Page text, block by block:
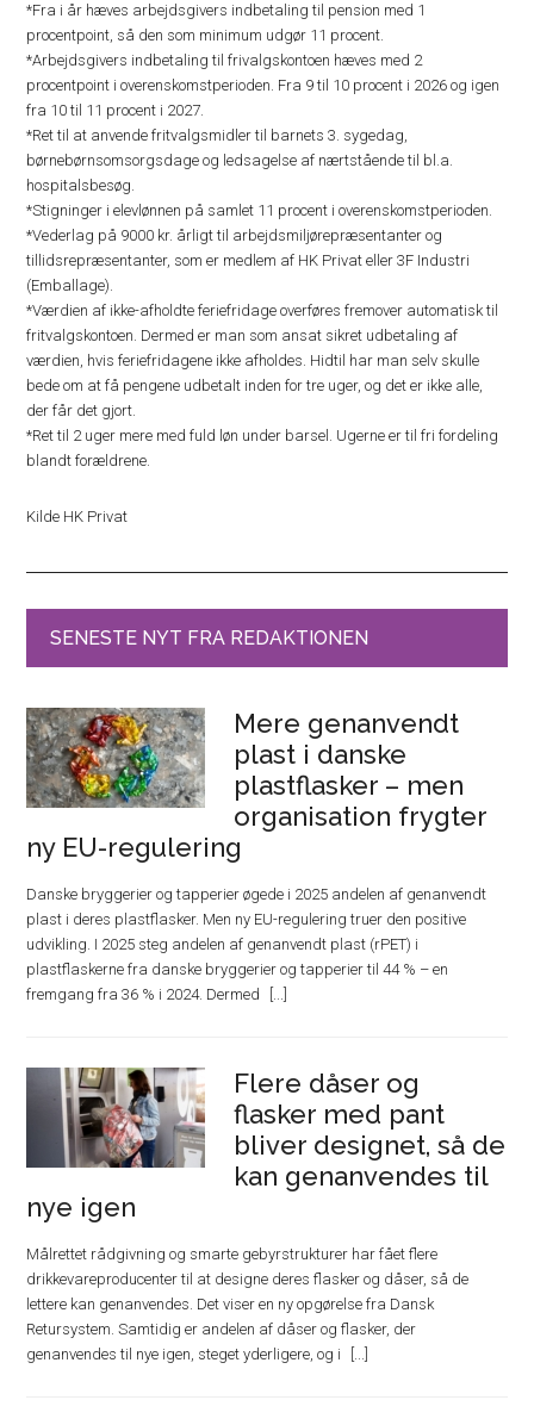
*Fra i år hæves arbejdsgivers indbetaling til pension med 1
procentpoint, så den som minimum udgør 11 procent.
*Arbejdsgivers indbetaling til frivalgskontoen hæves med 2
procentpoint i overenskomstperioden. Fra 9 til 10 procent i 2026 og igen
fra 10 til 11 procent i 2027.
*Ret til at anvende fritvalgsmidler til barnets 3. sygedag,
børnebørnsomsorgsdage og ledsagelse af nærtstående til bl.a.
hospitalsbesøg.
*Stigninger i elevlønnen på samlet 11 procent i overenskomstperioden.
*Vederlag på 9000 kr. årligt til arbejdsmiljørepræsentanter og
tillidsrepræsentanter, som er medlem af HK Privat eller 3F Industri
(Emballage).
*Værdien af ikke-afholdte feriefridage overføres fremover automatisk til
fritvalgskontoen. Dermed er man som ansat sikret udbetaling af
værdien, hvis feriefridagene ikke afholdes. Hidtil har man selv skulle
bede om at få pengene udbetalt inden for tre uger, og det er ikke alle,
der får det gjort.
*Ret til 2 uger mere med fuld løn under barsel. Ugerne er til fri fordeling
blandt forældrene.
Kilde HK Privat
SENESTE NYT FRA REDAKTIONEN
Mere genanvendt
plast i danske
plastflasker – men
organisation frygter
ny EU-regulering
Danske bryggerier og tapperier øgede i 2025 andelen af genanvendt
plast i deres plastflasker. Men ny EU-regulering truer den positive
udvikling. I 2025 steg andelen af genanvendt plast (rPET) i
plastflaskerne fra danske bryggerier og tapperier til 44 % – en
fremgang fra 36 % i 2024. Dermed
Flere dåser og
flasker med pant
bliver designet, så de
kan genanvendes til
nye igen
Målrettet rådgivning og smarte gebyrstrukturer har fået flere
drikkevareproducenter til at designe deres flasker og dåser, så de
lettere kan genanvendes. Det viser en ny opgørelse fra Dansk
Retursystem. Samtidig er andelen af dåser og flasker, der
genanvendes til nye igen, steget yderligere, og i